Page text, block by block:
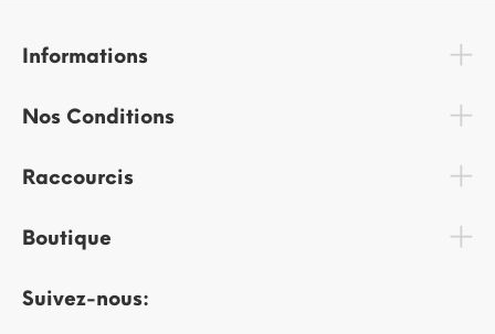
Informations
Nos Conditions
Raccourcis
Boutique
Suivez-nous: